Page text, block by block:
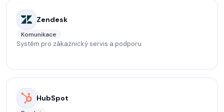
Zendesk
Komunikace
Systém pro zákaznický servis a podporu
HubSpot